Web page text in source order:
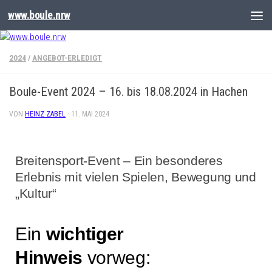
www.boule.nrw
2024 / ANGEBOT-ERLEDIGT
Boule-Event 2024 – 16. bis 18.08.2024 in Hachen
VON HEINZ ZABEL · 11. MAI 2024
Breitensport-Event – Ein besonderes
Erlebnis mit vielen Spielen, Bewegung und
„Kultur“
Ein wichtiger
Hinweis vorweg: